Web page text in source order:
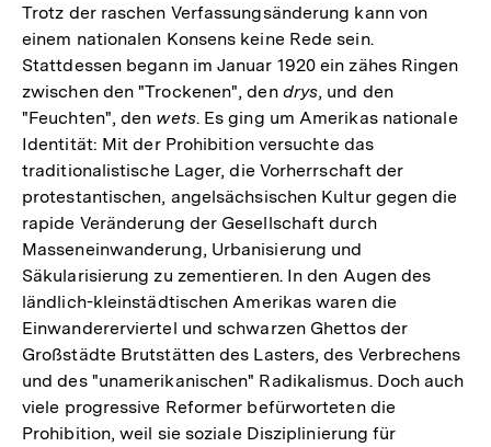
Trotz der raschen Verfassungsänderung kann von
einem nationalen Konsens keine Rede sein.
Stattdessen begann im Januar 1920 ein zähes Ringen
zwischen den "Trockenen", den drys, und den
"Feuchten", den wets. Es ging um Amerikas nationale
Identität: Mit der Prohibition versuchte das
traditionalistische Lager, die Vorherrschaft der
protestantischen, angelsächsischen Kultur gegen die
rapide Veränderung der Gesellschaft durch
Masseneinwanderung, Urbanisierung und
Säkularisierung zu zementieren. In den Augen des
ländlich-kleinstädtischen Amerikas waren die
Einwandererviertel und schwarzen Ghettos der
Großstädte Brutstätten des Lasters, des Verbrechens
und des "unamerikanischen" Radikalismus. Doch auch
viele progressive Reformer befürworteten die
Prohibition, weil sie soziale Disziplinierung für